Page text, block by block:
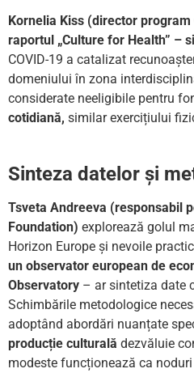
Kornelia Kiss (director
raportul „Culture for Health” –
COVID-19 a catalizat
domeniului în zona
considerate neeligibile pentru
cotidiană, similar exercițiului
Sinteza datelor și
Tsveta Andreeva (responsabil
Foundation) explorează golul
Horizon Europe și nevoile
un observator european de
Observatory – ar sintetiza date
Schimbările metodologice
adoptând abordări nuanțate
producție culturală dezvăluie
modeste funcționează ca